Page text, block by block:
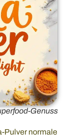
Genuss
Pulver normale